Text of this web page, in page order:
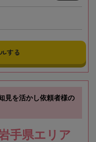
する
見を活かし依頼者様の
手県エリア